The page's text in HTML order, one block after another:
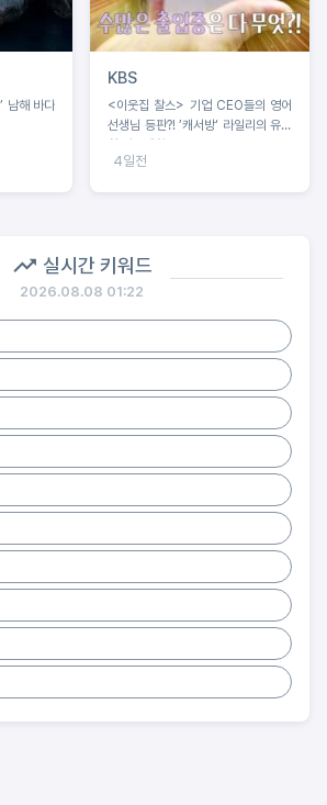
남해 바다
KBS
<이웃집 찰스> 기업 CEO들의 영어
선생님 등판?! ’캐서방‘ 라일리의 유쾌
4일전
실시간 키워드
2026.08.08 01:22